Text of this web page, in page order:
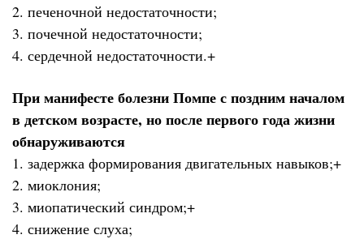
2. печеночной недостаточности;
3. почечной недостаточности;
4. сердечной недостаточности.+
При манифесте болезни Помпе с поздним началом
в детском возрасте, но после первого года жизни
обнаруживаются
1. задержка формирования двигательных навыков;+
2. миоклония;
3. миопатический синдром;+
4. снижение слуха;